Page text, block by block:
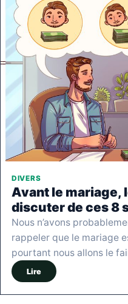
DIVERS
Avant le mariage,
discuter de ces 8
Nous n’avons
rappeler que le mariage
pourtant nous allons le
Lire